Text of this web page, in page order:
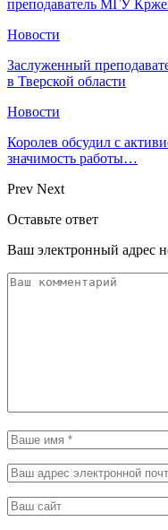
преподаватель МГУ
Новости
Заслуженный
в Тверской области
Новости
Королев обсудил с
значимость работы…
Prev Next
Оставьте ответ
Ваш электронный адрес